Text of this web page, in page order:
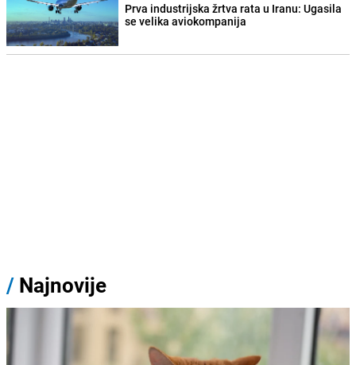
Prva industrijska žrtva rata u Iranu: Ugasila
se velika aviokompanija
/ Najnovije